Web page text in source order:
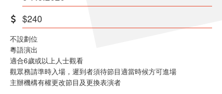
$240
不設劃位
粵語演出
適合6歲或以上人士觀看
觀眾務請準時入場，遲到者須待節目適當時候方可進場
主辦機構有權更改節目及更換表演者